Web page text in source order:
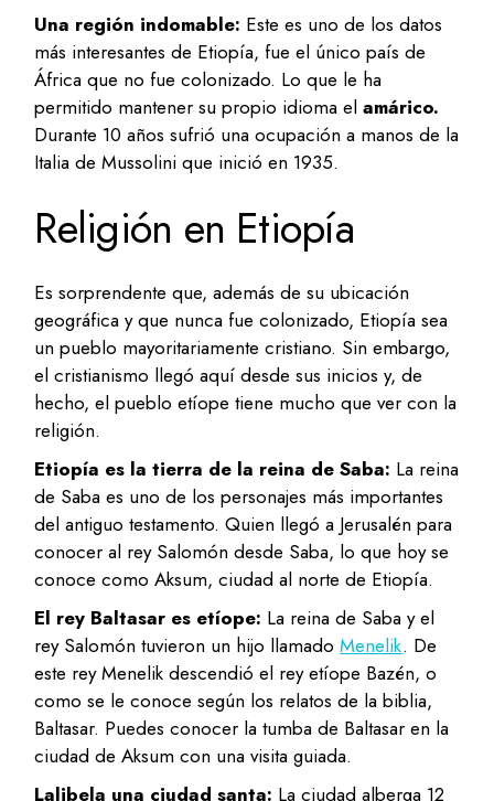
Una región indomable: Este es uno de los datos
más interesantes de Etiopía, fue el único país de
África que no fue colonizado. Lo que le ha
permitido mantener su propio idioma elamárico.
Durante 10 años sufrió una ocupación a manos de la
Italia de Mussolini que inició en 1935.
Religión en Etiopía
Es sorprendente que, además de su ubicación
geográfica y que nunca fue colonizado, Etiopía sea
un pueblo mayoritariamente cristiano. Sin embargo,
el cristianismo llegó aquí desde sus inicios y, de
hecho, el pueblo etíope tiene mucho que ver con la
religión.
Etiopía es la tierra de la reina de Saba: La reina
de Saba es uno de los personajes más importantes
del antiguo testamento. Quien llegó a Jerusalén para
conocer al rey Salomón desde Saba, lo que hoy se
conoce como Aksum, ciudad al norte de Etiopía.
El rey Baltasar es etíope: La reina de Saba y el
rey Salomón tuvieron un hijo llamadoMenelik. De
este rey Menelik descendió el rey etíope Bazén, o
como se le conoce según los relatos de la biblia,
Baltasar. Puedes conocer la tumba de Baltasar en la
ciudad de Aksum con una visita guiada.
Lalibela una ciudad santa: La ciudad alberga 12